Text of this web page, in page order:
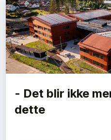
- Det blir ikke
dette